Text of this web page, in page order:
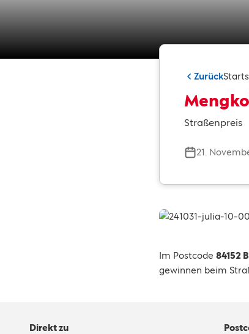
Zurück
Straßenpreis
21.
Im Postcode 84152
gewinnen beim
Direkt zu